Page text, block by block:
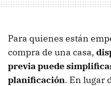
Para quienes están
compra de una casa,
previa puede
planificación. En lugar